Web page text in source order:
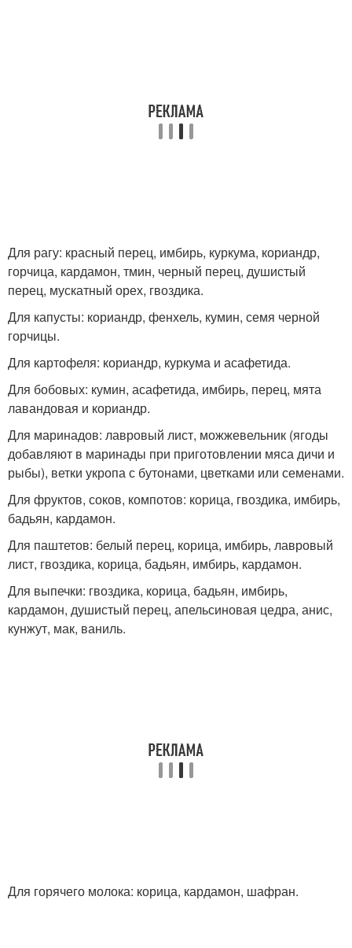
Для рагу: красный перец, имбирь, куркума, кориандр,
горчица, кардамон, тмин, черный перец, душистый
перец, мускатный орех, гвоздика.
Для капусты: кориандр, фенхель, кумин, семя черной
горчицы.
Для картофеля: кориандр, куркума и асафетида.
Для бобовых: кумин, асафетида, имбирь, перец, мята
лавандовая и кориандр.
Для маринадов: лавровый лист, можжевельник (ягоды
добавляют в маринады при приготовлении мяса дичи и
рыбы), ветки укропа с бутонами, цветками или семенами.
Для фруктов, соков, компотов: корица, гвоздика, имбирь,
бадьян, кардамон.
Для паштетов: белый перец, корица, имбирь, лавровый
лист, гвоздика, корица, бадьян, имбирь, кардамон.
Для выпечки: гвоздика, корица, бадьян, имбирь,
кардамон, душистый перец, апельсиновая цедра, анис,
кунжут, мак, ваниль.
Для горячего молока: корица, кардамон, шафран.